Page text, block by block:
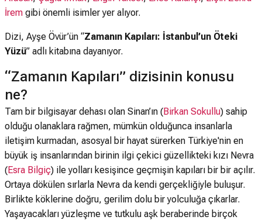
İrem gibi önemli isimler yer alıyor.
Dizi, Ayşe Övür’ün “Zamanın Kapıları: İstanbul’un Öteki
Yüzü” adlı kitabına dayanıyor.
“Zamanın Kapıları” dizisinin konusu
ne?
Tam bir bilgisayar dehası olan Sinan’ın (Birkan Sokullu) sahip
olduğu olanaklara rağmen, mümkün olduğunca insanlarla
iletişim kurmadan, asosyal bir hayat sürerken Türkiye'nin en
büyük iş insanlarından birinin ilgi çekici güzellikteki kızı Nevra
(Esra Bilgiç) ile yolları kesişince geçmişin kapıları bir bir açılır.
Ortaya dökülen sırlarla Nevra da kendi gerçekliğiyle buluşur.
Birlikte köklerine doğru, gerilim dolu bir yolculuğa çıkarlar.
Yaşayacakları yüzleşme ve tutkulu aşk beraberinde birçok